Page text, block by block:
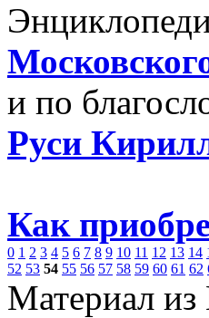
и по
Руси
Как
0 1 2 3 4 5 6 7 8 9 10 11 12 13 14
52 53 54 55 56 57 58 59 60 61 62
Материал